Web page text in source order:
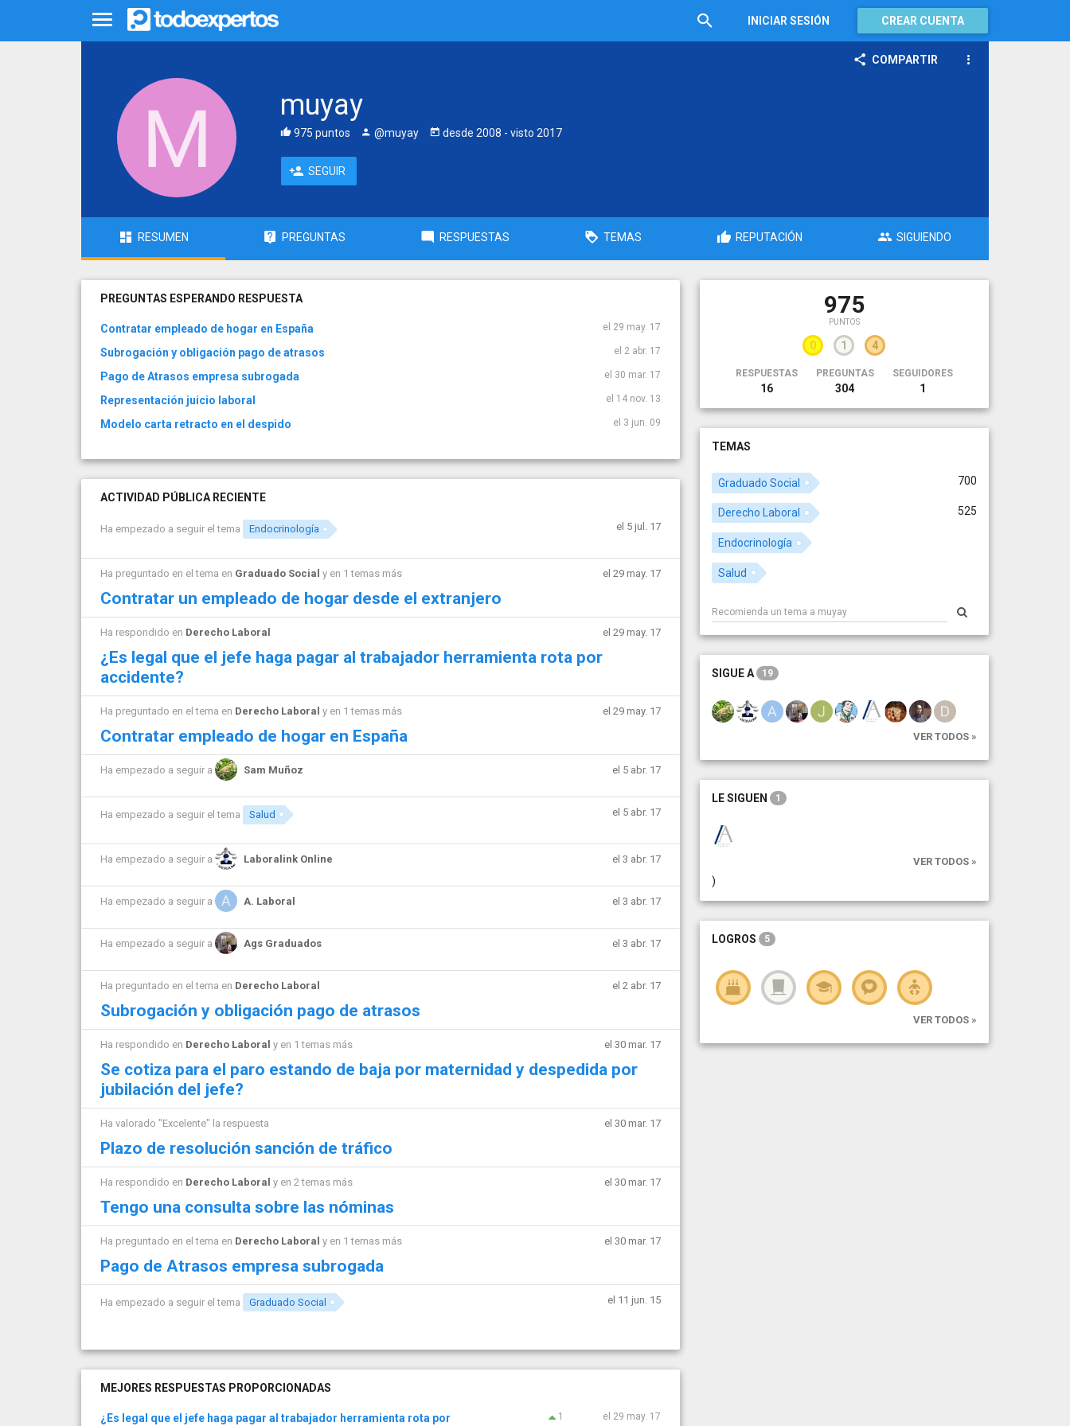
INICIAR SESIÓN CREAR CUENTA
COMPARTIR
muyay
975 puntos @muyay desde 2008 - visto 2017
SEGUIR
RESUMEN PREGUNTAS RESPUESTAS TEMAS REPUTACIÓN SIGUIENDO
PREGUNTAS ESPERANDO RESPUESTA
Contratar empleado de hogar en España el 29 may. 17
Subrogación y obligación pago de atrasos el 2 abr. 17
Pago de Atrasos empresa subrogada el 30 mar. 17
Representación juicio laboral el 14 nov. 13
Modelo carta retracto en el despido el 3 jun. 09
ACTIVIDAD PÚBLICA RECIENTE
Ha empezado a seguir el tema Endocrinología el 5 jul. 17
Ha preguntado en el tema en Graduado Social y en 1 temas más el 29 may. 17
Contratar un empleado de hogar desde el extranjero
Ha respondido en Derecho Laboral el 29 may. 17
¿Es legal que el jefe haga pagar al trabajador herramienta rota por
accidente?
Ha preguntado en el tema en Derecho Laboral y en 1 temas más el 29 may. 17
Contratar empleado de hogar en España
Ha empezado a seguir a Sam Muñoz el 5 abr. 17
Ha empezado a seguir el tema Salud el 5 abr. 17
Ha empezado a seguir a Laboralink Online el 3 abr. 17
Ha empezado a seguir a A. Laboral el 3 abr. 17
Ha empezado a seguir a Ags Graduados el 3 abr. 17
Ha preguntado en el tema en Derecho Laboral el 2 abr. 17
Subrogación y obligación pago de atrasos
Ha respondido en Derecho Laboral y en 1 temas más el 30 mar. 17
Se cotiza para el paro estando de baja por maternidad y despedida por
jubilación del jefe?
Ha valorado "Excelente" la respuesta el 30 mar. 17
Plazo de resolución sanción de tráfico
Ha respondido en Derecho Laboral y en 2 temas más el 30 mar. 17
Tengo una consulta sobre las nóminas
Ha preguntado en el tema en Derecho Laboral y en 1 temas más el 30 mar. 17
Pago de Atrasos empresa subrogada
Ha empezado a seguir el tema Graduado Social el 11 jun. 15
MEJORES RESPUESTAS PROPORCIONADAS
¿Es legal que el jefe haga pagar al trabajador herramienta rota por 1 el 29 may. 17
975
PUNTOS
0 1 4
RESPUESTAS
16
PREGUNTAS
304
SEGUIDORES
1
TEMAS
700
Graduado Social
525
Derecho Laboral
Endocrinología
Salud
SIGUE A 19
VER TODOS »
LE SIGUEN 1
VER TODOS »
)
LOGROS 5
VER TODOS »